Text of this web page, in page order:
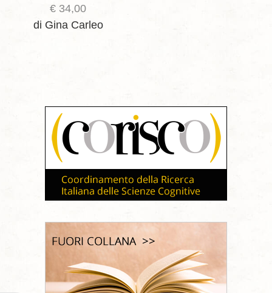
€ 34,00
di Gina Carleo